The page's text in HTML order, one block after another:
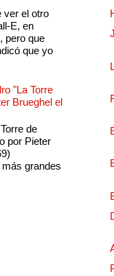
ver el otro
E, en
pero que
que yo
"La Torre
Brueghel el
de
por Pieter
grandes